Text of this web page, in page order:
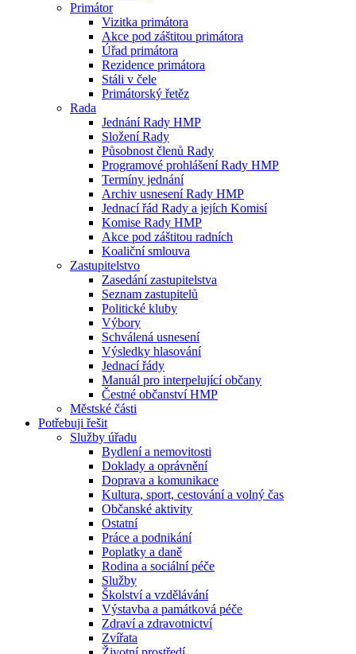
Primátor
Vizitka primátora
Akce pod záštitou primátora
Úřad primátora
Rezidence primátora
Stáli v čele
Primátorský řetěz
Rada
Jednání Rady HMP
Složení Rady
Působnost členů Rady
Programové prohlášení Rady HMP
Termíny jednání
Archiv usnesení Rady HMP
Jednací řád Rady a jejích Komisí
Komise Rady HMP
Akce pod záštitou radních
Koaliční smlouva
Zastupitelstvo
Zasedání zastupitelstva
Seznam zastupitelů
Politické kluby
Výbory
Schválená usnesení
Výsledky hlasování
Jednací řády
Manuál pro interpelující občany
Čestné občanství HMP
Městské části
Potřebuji řešit
Služby úřadu
Bydlení a nemovitosti
Doklady a oprávnění
Doprava a komunikace
Kultura, sport, cestování a volný čas
Občanské aktivity
Ostatní
Práce a podnikání
Poplatky a daně
Rodina a sociální péče
Služby
Školství a vzdělávání
Výstavba a památková péče
Zdraví a zdravotnictví
Zvířata